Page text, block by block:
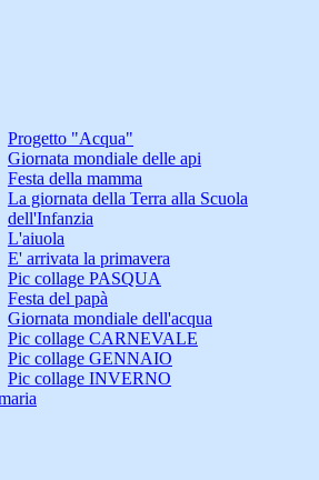
Progetto "Acqua"
Giornata mondiale delle api
Festa della mamma
La giornata della Terra alla Scuola
dell'Infanzia
L'aiuola
E' arrivata la primavera
Pic collage PASQUA
Festa del papà
Giornata mondiale dell'acqua
Pic collage CARNEVALE
Pic collage GENNAIO
Pic collage INVERNO